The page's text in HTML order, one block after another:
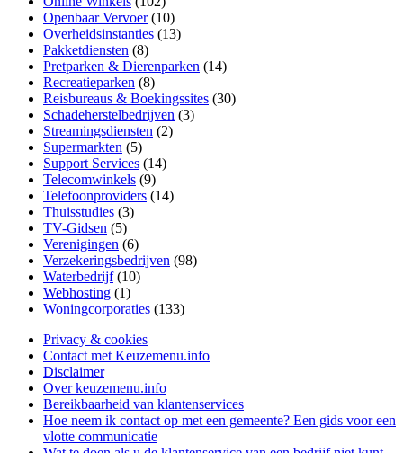
Openbaar Vervoer(10)
Overheidsinstanties (13)
Pakketdiensten (8)
Pretparken & Dierenparken (14)
Recreatieparken (8)
Reisbureaus & Boekingssites (30)
Schadeherstelbedrijven (3)
Streamingsdiensten (2)
Supermarkten (5)
Support Services (14)
Telecomwinkels (9)
Telefoonproviders (14)
Thuisstudies (3)
TV-Gidsen (5)
Verenigingen (6)
Verzekeringsbedrijven (98)
Waterbedrijf(10)
Webhosting (1)
Woningcorporaties (133)
Privacy & cookies
Contact met Keuzemenu.info
Disclaimer
Over keuzemenu.info
Bereikbaarheid van klantenservices
Hoe neem ik contact op met een gemeente? Een gids voor een
vlotte communicatie